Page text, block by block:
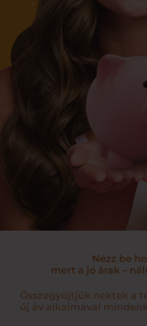
Nézz be
mert a jó árak –
Összegyűjtjük nektek a
új év alkalmával